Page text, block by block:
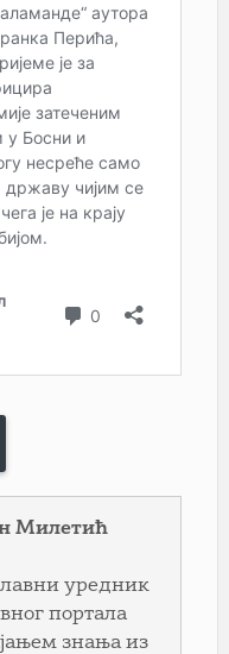
Милетић
уредник
портала
знања из